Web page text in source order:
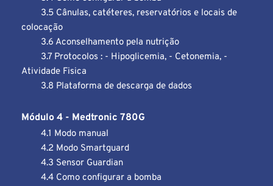
3.5 Cânulas, catéteres, reservatórios e locais de
colocação
3.6 Aconselhamento pela nutrição
3.7 Protocolos : - Hipoglicemia, - Cetonemia, -
Atividade Fisica
3.8 Plataforma de descarga de dados
Módulo 4 - Medtronic 780G
4.1 Modo manual
4.2 Modo Smartguard
4.3 Sensor Guardian
4.4 Como configurar a bomba